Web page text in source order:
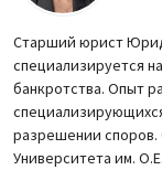
Архив
База знаний
Cтарший юрист
специализируется
банкротства. Опыт
разрешении споров.
Университета им.